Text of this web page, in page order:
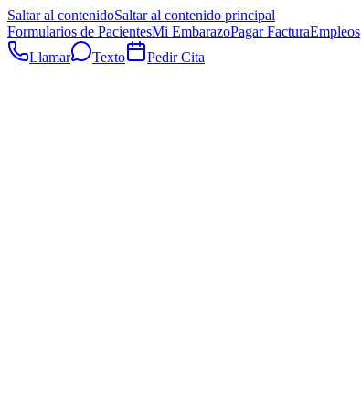
Saltar al contenidoSaltar al contenido principal
Formularios de PacientesMi EmbarazoPagar FacturaEmpleos
Llamar
Texto Pedir Cita